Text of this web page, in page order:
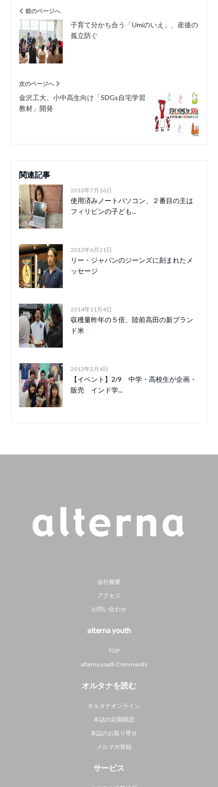
前のページへ
子育て分かち合う「Umiのいえ」、産後の
孤立防ぐ
次のページへ
金沢工大、小中高生向け「SDGs自宅学習
教材」開発
関連記事
2013年7月16日
使用済みノートパソコン、２番目の主は
フィリピンの子ども...
2013年6月21日
リー・ジャパンのジーンズに刻まれたメ
ッセージ
2014年11月4日
収穫量昨年の５倍、陸前高田の新ブラン
ド米
2013年2月4日
【イベント】2/9 中学・高校生が企画・
販売 インド学...
会社概要
アクセス
お問い合わせ
alterna youth
TOP
alterna youth Community
オルタナを読む
オルタナオンライン
本誌の定期購読
本誌のお取り寄せ
メルマガ登録
サービス